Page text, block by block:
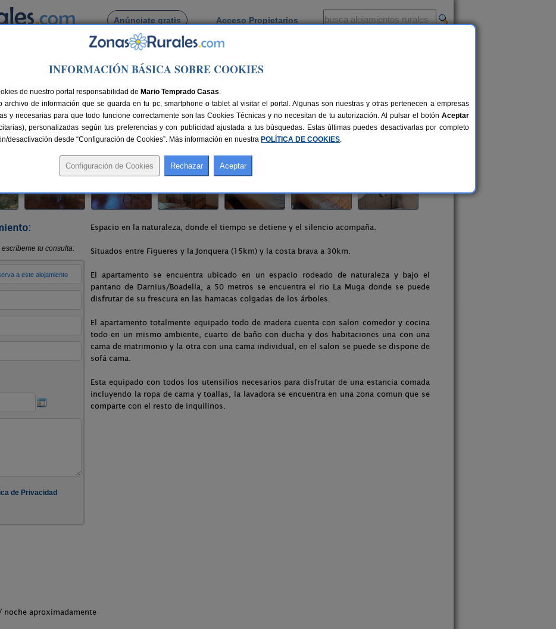
Anúnciate gratis Acceso Propietarios
Busca por pueblo
d´Empordà > Can Romaní
(Girona)
62 km de Girona Compartir:
Espacio en la naturaleza, donde el tiempo se detiene y el silencio acompaña.
Situados entre Figueres y la Jonquera (15km) y la costa brava a 30km.
El apartamento se encuentra ubicado en un espacio rodeado de naturaleza y bajo el
pantano de Darnius/Boadella, a 50 metros se encuentra el rio La Muga donde se puede
disfrutar de su frescura en las hamacas colgadas de los árboles.
El apartamento totalmente equipado todo de madera cuenta con salon comedor y cocina
todo en un mismo ambiente, cuarto de baño con ducha y dos habitaciones una con una
cama de matrimonio y la otra con una cama individual, en el salon se puede se dispone de
sofá cama.
Esta equipado con todos los utensilios necesarios para disfrutar de una estancia comada
incluyendo la ropa de cama y toallas, la lavadora se encuentra en una zona comun que se
comparte con el resto de inquilinos.
noche aproximadamente
INFORMACIÓN BÁSICA SOBRE COOKIES
de nuestro portal responsabilidad de Mario Temprado Casas.
de información que se guarda en tu pc, smartphone o tablet al visitar el portal. Algunas son nuestras y otras pertenecen a empresas
y necesarias para que todo funcione correctamente son las Cookies Técnicas y no necesitan de tu autorización. Al pulsar el botón Aceptar
personalizadas según tus preferencias y con publicidad ajustada a tus búsquedas. Estas últimas puedes desactivarlas por completo
desactivación desde “Configuración de Cookies”. Más información en nuestra POLÍTICA DE COOKIES.